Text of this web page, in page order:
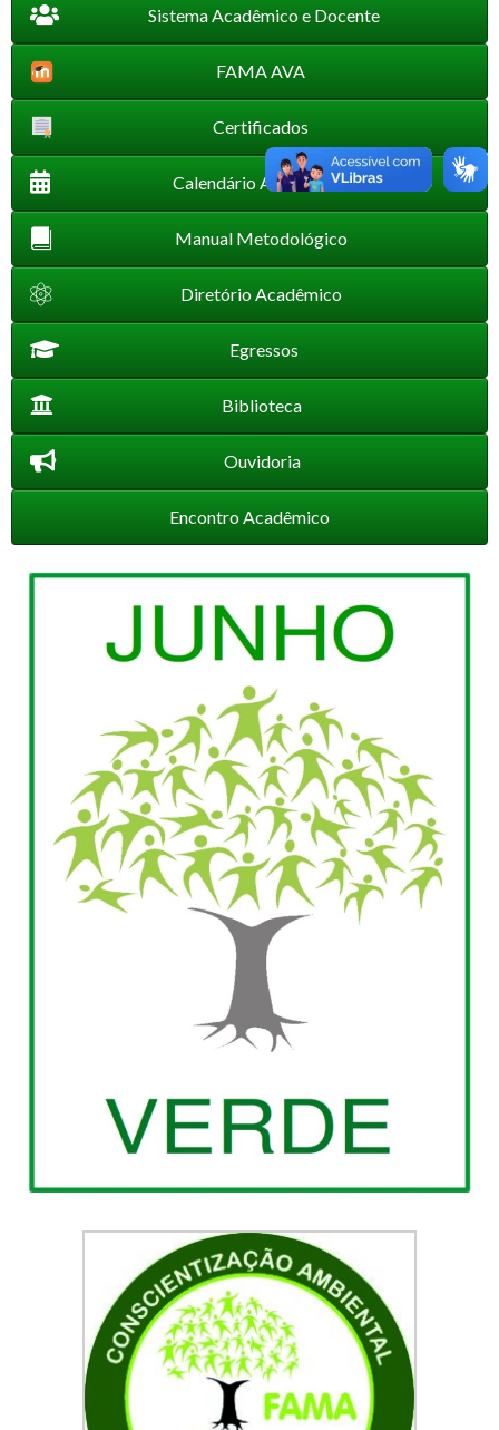
Sistema Acadêmico e Docente
FAMA AVA
Certificados
Calendário Acadêmico
Manual Metodológico
Diretório Acadêmico
Egressos
Biblioteca
Ouvidoria
Encontro Acadêmico